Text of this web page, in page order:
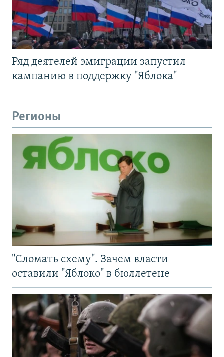
Ряд деятелей эмиграции запустил
кампанию в поддержку "Яблока"
Регионы
"Сломать схему". Зачем власти
оставили "Яблоко" в бюллетене